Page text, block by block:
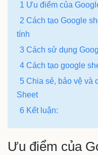
1 Ưu điểm của
2 Cách tạo Google
tính
3 Cách sử dụng
4 Cách tạo google
5 Chia sẻ, bảo vệ và
Sheet
6 Kết luận:
Ưu điểm của